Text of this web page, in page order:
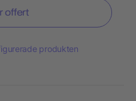
offert
produkten